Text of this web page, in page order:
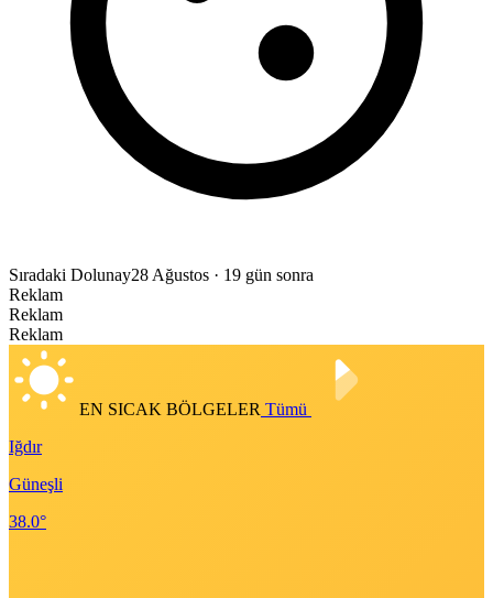
Sıradaki Dolunay28 Ağustos · 19 gün sonra
Reklam
Reklam
Reklam
EN SICAK BÖLGELER Tümü
Iğdır
Güneşli
38.0°